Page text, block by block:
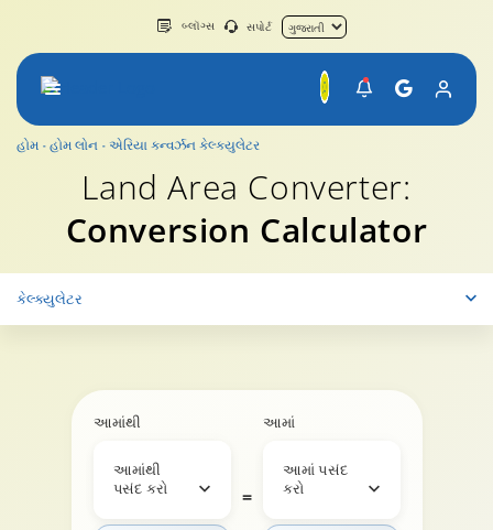
બ્લૉગ્સ સપોર્ટ
હોમ હોમ લોન એરિયા કન્વર્ઝન કેલ્ક્યુલેટર
Land Area Converter:
Conversion Calculator
કેલ્ક્યુલેટર
આમાંથી
આમાંથી
પસંદ કરો
=
આમાં
આમાં પસંદ
કરો